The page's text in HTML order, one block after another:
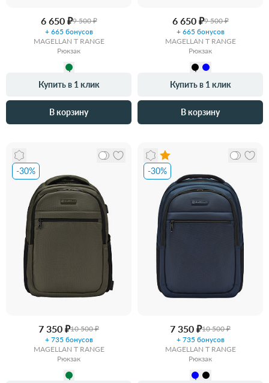
6 650 ₽9 500 ₽
+ 665 бонусов
MAGELLAN T RANGE
Рюкзак
Купить в 1 клик
В корзину
6 650 ₽9 500 ₽
+ 665 бонусов
MAGELLAN T RANGE
Рюкзак
Купить в 1 клик
В корзину
-30%
7 350 ₽10 500 ₽
+ 735 бонусов
MAGELLAN T RANGE
Рюкзак
-30%
7 350 ₽10 500 ₽
+ 735 бонусов
MAGELLAN T RANGE
Рюкзак